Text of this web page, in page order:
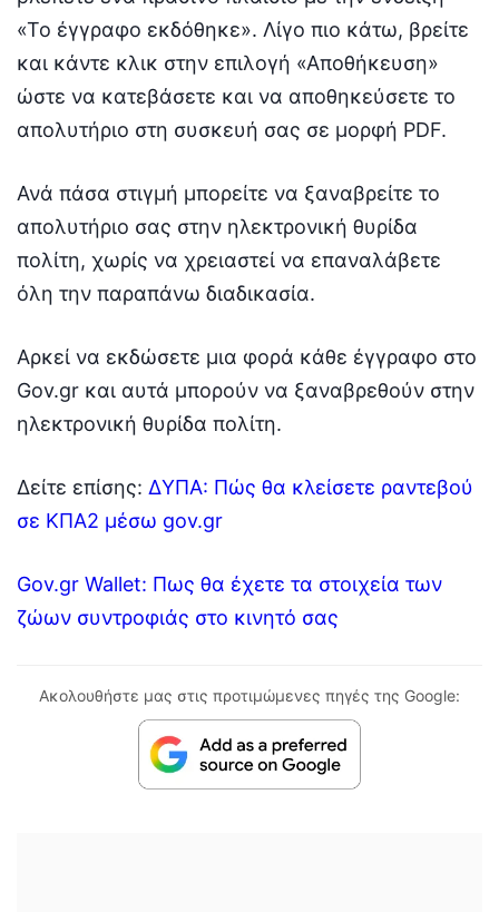
«Το έγγραφο εκδόθηκε». Λίγο πιο κάτω, βρείτε
και κάντε κλικ στην επιλογή «Αποθήκευση»
ώστε να κατεβάσετε και να αποθηκεύσετε το
απολυτήριο στη συσκευή σας σε μορφή PDF.
Ανά πάσα στιγμή μπορείτε να ξαναβρείτε το
απολυτήριο σας στην ηλεκτρονική θυρίδα
πολίτη, χωρίς να χρειαστεί να επαναλάβετε
όλη την παραπάνω διαδικασία.
Αρκεί να εκδώσετε μια φορά κάθε έγγραφο στο
Gov.gr και αυτά μπορούν να ξαναβρεθούν στην
ηλεκτρονική θυρίδα πολίτη.
Δείτε επίσης: ΔΥΠΑ: Πώς θα κλείσετε ραντεβού
σε ΚΠΑ2 μέσω gov.gr
Gov.gr Wallet: Πως θα έχετε τα στοιχεία των
ζώων συντροφιάς στο κινητό σας
Ακολουθήστε μας στις προτιμώμενες πηγές της Google: